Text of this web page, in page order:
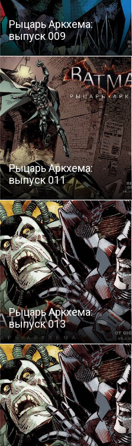
Рыцарь Аркхема:
выпуск 009
Рыцарь Аркхема:
выпуск 011
Рыцарь Аркхема:
выпуск 013